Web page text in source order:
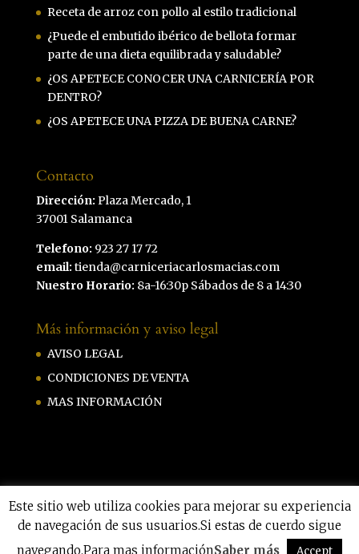
Receta de arroz con pollo al estilo tradicional
¿Puede el embutido ibérico de bellota formar
parte de una dieta equilibrada y saludable?
¿OS APETECE CONOCER UNA CARNICERÍA POR
DENTRO?
¿OS APETECE UNA PIZZA DE BUENA CARNE?
Contacto
Dirección: Plaza Mercado, 1
37001 Salamanca
Telefono: 923 27 17 72
email: tienda@carniceriacarlosmacias.com
Nuestro Horario: 8a-16:30p Sábados de 8 a 14:30
Más información y aviso legal
AVISO LEGAL
CONDICIONES DE VENTA
MAS INFORMACIÓN
Carniceria Carlos Macias byHazmeweb
Este sitio web utiliza cookies para mejorar su experiencia
de navegación de sus usuarios.Si estas de cuerdo sigue
navegando.Para mas informaciónSaber más Accept